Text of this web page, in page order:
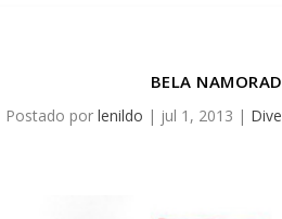
BELA
Postado por lenildo | jul 1, 2013 |